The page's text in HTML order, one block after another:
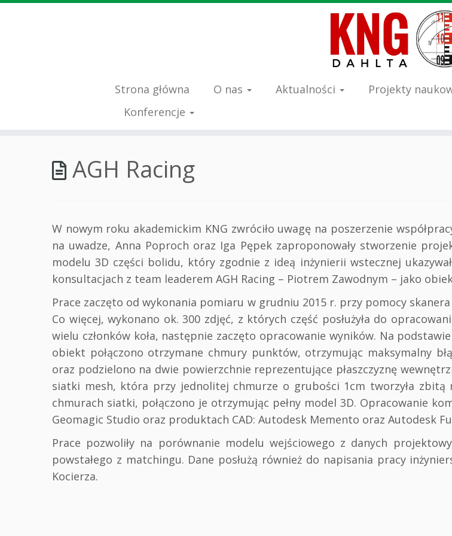
Strona główna O nas Aktualności Projekty
Konferencje
AGH Racing
W nowym roku akademickim KNG zwróciło uwagę na poszerzenie
na uwadze, Anna Poproch oraz Iga Pępek zaproponowały stworzenie
modelu 3D części bolidu, który zgodnie z ideą inżynierii wstecznej
konsultacjach z team leaderem AGH Racing – Piotrem Zawodnym – jako
Prace zaczęto od wykonania pomiaru w grudniu 2015 r. przy pomocy
Co więcej, wykonano ok. 300 zdjęć, z których część posłużyła do
wielu członków koła, następnie zaczęto opracowanie wyników. Na
obiekt połączono otrzymane chmury punktów, otrzymując maksymalny
oraz podzielono na dwie powierzchnie reprezentujące płaszczyznę
siatki mesh, która przy jednolitej chmurze o grubości 1cm tworzyła zbitą
chmurach siatki, połączono je otrzymując pełny model 3D. Opracowanie
Geomagic Studio oraz produktach CAD: Autodesk Memento oraz Autodesk
Prace pozwoliły na porównanie modelu wejściowego z danych
powstałego z matchingu. Dane posłużą również do napisania pracy
Kocierza.